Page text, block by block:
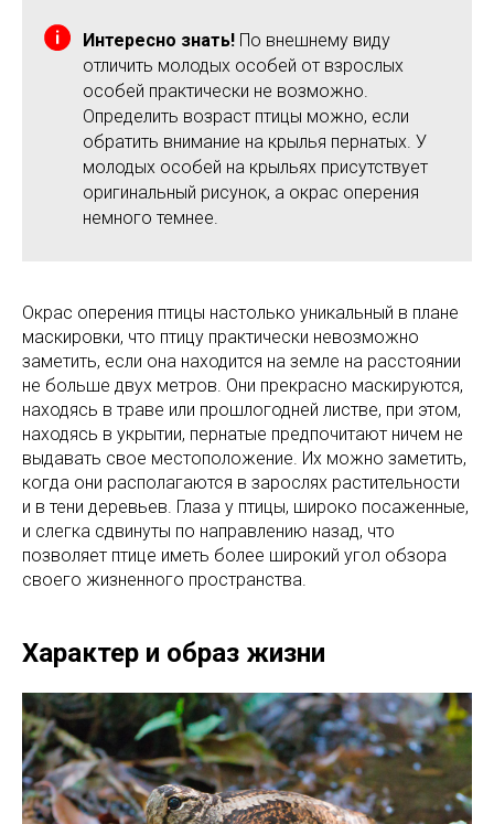
Интересно знать! По внешнему виду
отличить молодых особей от взрослых
особей практически не возможно.
Определить возраст птицы можно, если
обратить внимание на крылья пернатых. У
молодых особей на крыльях присутствует
оригинальный рисунок, а окрас оперения
немного темнее.
Окрас оперения птицы настолько уникальный в плане
маскировки, что птицу практически невозможно
заметить, если она находится на земле на расстоянии
не больше двух метров. Они прекрасно маскируются,
находясь в траве или прошлогодней листве, при этом,
находясь в укрытии, пернатые предпочитают ничем не
выдавать свое местоположение. Их можно заметить,
когда они располагаются в зарослях растительности
и в тени деревьев. Глаза у птицы, широко посаженные,
и слегка сдвинуты по направлению назад, что
позволяет птице иметь более широкий угол обзора
своего жизненного пространства.
Характер и образ жизни